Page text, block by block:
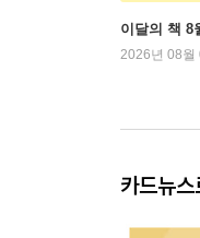
이달의 책 8
2026년 08월
카드뉴